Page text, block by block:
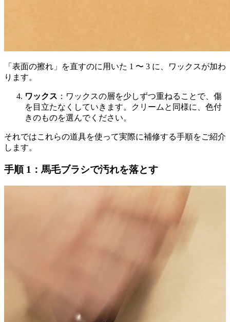
「表面の擦れ」を直すのに用いた 1 〜 3 に、ワックスが加わ
ります。
ワックス ：ワックスの層を少しずつ重ねることで、傷
を目立たなくしていきます。クリームと同様に、色付
きのものを選んでください。
それではこれらの道具を使って実際に補修する手順をご紹介
します。
手順 1：馬毛ブラシで汚れを落とす